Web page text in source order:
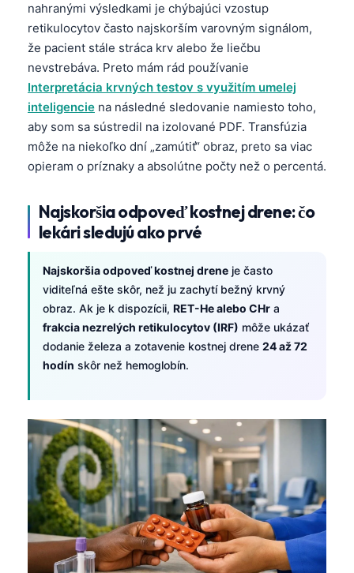
nahranými výsledkami je chýbajúci vzostup
retikulocytov často najskorším varovným signálom,
že pacient stále stráca krv alebo že liečbu
nevstrebáva. Preto mám rád používanie
Interpretácia krvných testov s využitím umelej
inteligencie na následné sledovanie namiesto toho,
aby som sa sústredil na izolované PDF. Transfúzia
môže na niekoľko dní „zamútiť“ obraz, preto sa viac
opieram o príznaky a absolútne počty než o percentá.
Najskoršia odpoveď kostnej drene: čo
lekári sledujú ako prvé
Najskoršia odpoveď kostnej drene je často
viditeľná ešte skôr, než ju zachytí bežný krvný
obraz. Ak je k dispozícii, RET-He alebo CHr a
frakcia nezrelých retikulocytov (IRF) môže ukázať
dodanie železa a zotavenie kostnej drene 24 až 72
hodín skôr než hemoglobín.
Bosanski
Azərbaycan dili
Eesti
日本語
Čeština
ქართული
Polski
한국어
Slovenščina
Magyar
বাংলা
मराठी
తెలుగు
ગુજરાતી
ಕನ್ನಡ
മലയാളം
Bahasa Melayu